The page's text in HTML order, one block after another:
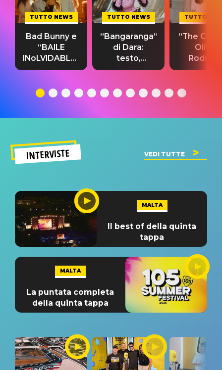
TUTTO NEWS
Bad Bunny e
“BAILE
INoLVIDABLE”:
testo,
significato
TUTTO NEWS
“Bangaranga”
di Dara:
testo,
traduzione e
del singolo
TUTTO
“The
Olivia
testo,
INTERVISTE VEDI TUTTE
MALTA
Il best of della quinta
tappa
MALTA
La puntata completa
della quinta tappa